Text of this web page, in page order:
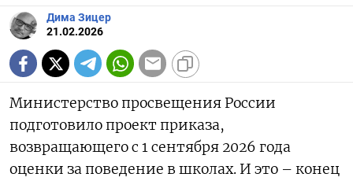
Дима Зицер
21.02.2026
Министерство просвещения России
подготовило проект приказа,
возвращающего с 1 сентября 2026 года
оценки за поведение в школах. И это – конец